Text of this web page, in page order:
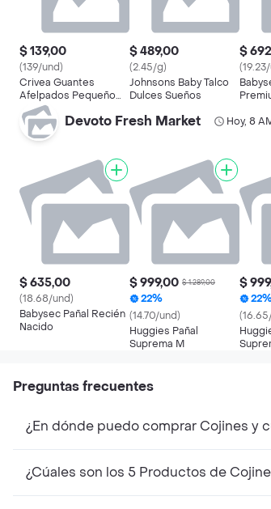
$ 139,00
(139/und)
Crivea Guantes
Afelpados Pequeño
6.5-7
$ 489,00
(2.45/g)
Johnsons Baby Talco
Dulces Sueños
$
Devoto Fresh Market Hoy, 8
$ 635,00
(18.68/und)
Babysec Pañal Recién
Nacido
$ 999,00 $ 1.289,00
22%
(14.70/und)
Huggies Pañal
Suprema M
$
Preguntas frecuentes
¿En dónde puedo comprar Cojines y
¿Cúales son los 5 Productos de